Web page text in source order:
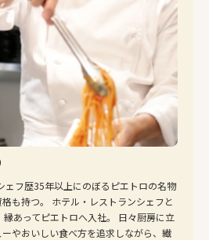
ェフ歴35年以上にのぼるピエトロの名物
も持つ。 ホテル・レストランシェフと
あってピエトロへ入社。 日々厨房に立
やおいしい食べ方を追求しながら、繊